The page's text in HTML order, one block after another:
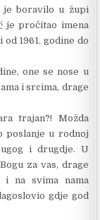
je boravilo u župi
je pročitao imena
1961. godine do
one se nose u
i srcima, drage
trajan?! Možda
poslanje u rodnoj
i drugdje. U
za vas, drage
i na svima nama
gdje god